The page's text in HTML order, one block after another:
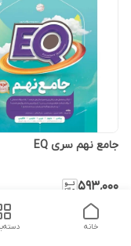
جامع نهم سری EQ
۵۹۳٬۰۰۰
خانه